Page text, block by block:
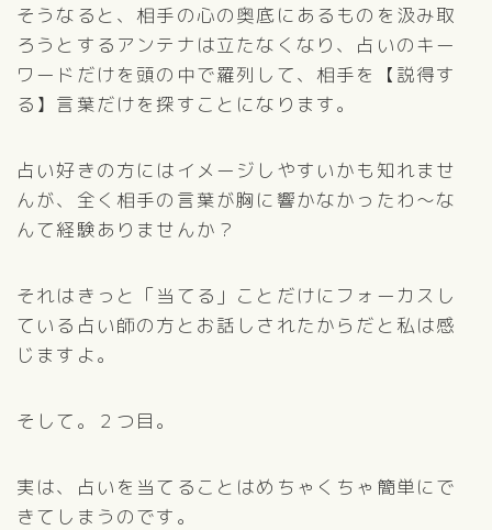
そうなると、相手の心の奥底にあるものを汲み取
ろうとするアンテナは立たなくなり、占いのキー
ワードだけを頭の中で羅列して、相手を【説得す
る】言葉だけを探すことになります。
占い好きの方にはイメージしやすいかも知れませ
んが、全く相手の言葉が胸に響かなかったわ〜な
んて経験ありませんか？
それはきっと「当てる」ことだけにフォーカスし
ている占い師の方とお話しされたからだと私は感
じますよ。
そして。２つ目。
実は、占いを当てることはめちゃくちゃ簡単にで
きてしまうのです。